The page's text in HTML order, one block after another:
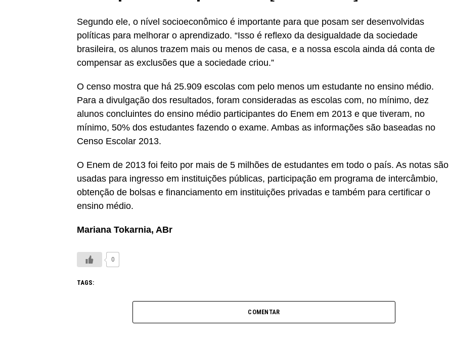
Segundo ele, o nível socioeconômico é importante para que posam ser desenvolvidas
políticas para melhorar o aprendizado. “Isso é reflexo da desigualdade da sociedade
brasileira, os alunos trazem mais ou menos de casa, e a nossa escola ainda dá conta de
compensar as exclusões que a sociedade criou.”
O censo mostra que há 25.909 escolas com pelo menos um estudante no ensino médio.
Para a divulgação dos resultados, foram consideradas as escolas com, no mínimo, dez
alunos concluintes do ensino médio participantes do Enem em 2013 e que tiveram, no
mínimo, 50% dos estudantes fazendo o exame. Ambas as informações são baseadas no
Censo Escolar 2013.
O Enem de 2013 foi feito por mais de 5 milhões de estudantes em todo o país. As notas são
usadas para ingresso em instituições públicas, participação em programa de intercâmbio,
obtenção de bolsas e financiamento em instituições privadas e também para certificar o
ensino médio.
Mariana Tokarnia, ABr
0
TAGS:
COMENTAR